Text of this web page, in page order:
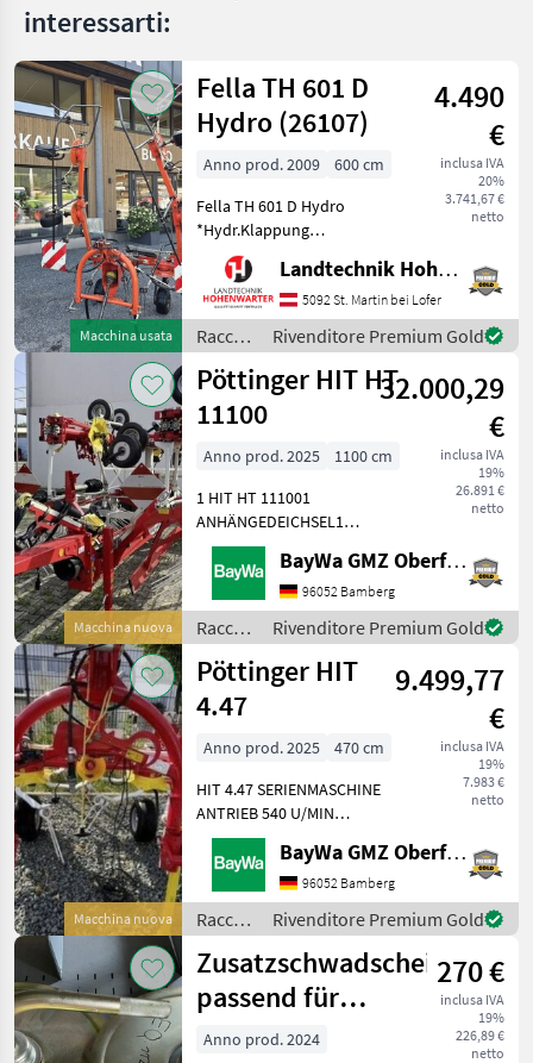
interessarti:
Macchina usata
Fella TH 601 D
Hydro (26107)
4.490
€
inclusa IVA
20%
3.741,67 €
netto
Anno prod. 2009
600 cm
Fella TH 601 D Hydro
*Hydr.Klappung
*Gelenkwelle *Warnrafeln
Nachstehend finden Sie
ähnliche Suchbegriffe und
alternative Bezeichnungen
für Kreisler Keywords: Kreis
Landtechnik Hohenwarter GmbH
5092 St. Martin bei Lofer
Raccolta
mangimi
/ Fella
Rivenditore Premium Gold
Macchina nuova
Pöttinger HIT HT
11100
32.000,29
€
inclusa IVA
19%
26.891 €
netto
Anno prod. 2025
1100 cm
1 HIT HT 111001
ANHÄNGEDEICHSEL1
ANHÄNGEPOSITION OBEN1
ANTRIEB 540 U/MIN.1
AUSRÜSTUNG 50KM/H1
AUSRÜSTUNG PÖTTINGER1
BEREIFUNG 340/55-161
DURASTAR ZINKE 10 MM1
GELENK
BayWa GMZ Oberfranken
96052 Bamberg
Raccolta
mangimi
/
Pöttinger
Rivenditore Premium Gold
Macchina nuova
Pöttinger HIT
4.47
9.499,77
€
inclusa IVA
19%
7.983 €
netto
Anno prod. 2025
470 cm
HIT 4.47 SERIENMASCHINE
ANTRIEB 540 U/MIN
AUSRÜSTUNG PÖTTINGER
DREIPUNKT ANBAU KAT. II
DURASTAR ZINKE 10 MM
GELENKWELLE 1 3/8" 6-
TEILIG WARNTAFELN MIT
BELEUCHTUNGWen
BayWa GMZ Oberfranken
96052 Bamberg
Raccolta
mangimi
/
Pöttinger
Rivenditore Premium Gold
Zusatzschwadscheiben
passend für
Fendt Cutter
270 €
inclusa IVA
19%
226,89 €
netto
Anno prod. 2024